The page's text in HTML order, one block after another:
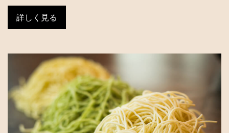
詳しく見る